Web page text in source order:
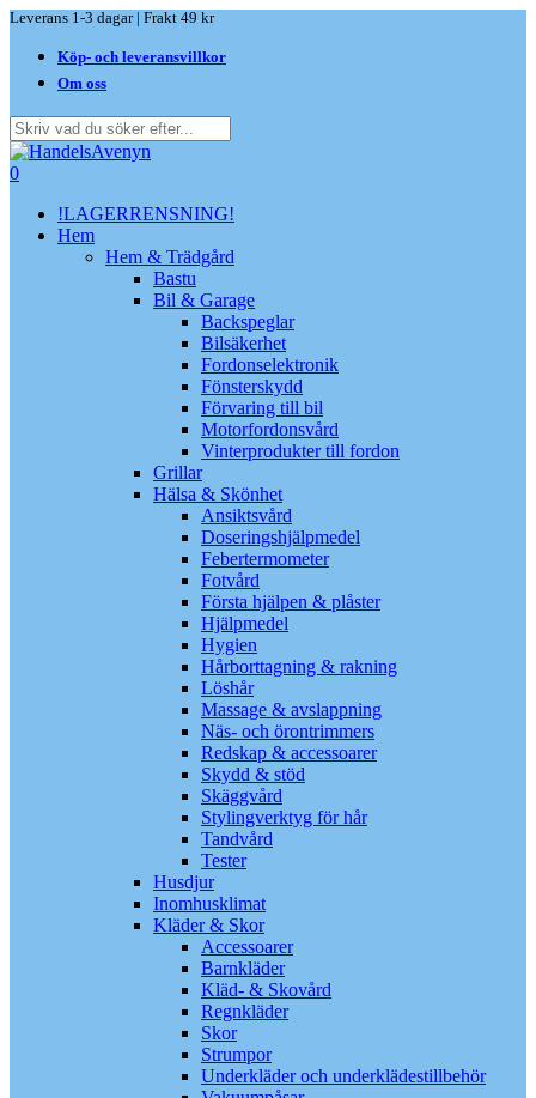
Skip
main
content
Leverans 1-3 dagar | Frakt 49 kr
Köp- och leveransvillkor
Om oss
Close
Search
search
0
!LAGERRENSNING!
Hem
Hem & Trädgård
Bastu
Bil & Garage
Backspeglar
Bilsäkerhet
Fordonselektronik
Fönsterskydd
Förvaring till bil
Motorfordonsvård
Vinterprodukter till fordon
Grillar
Hälsa & Skönhet
Ansiktsvård
Doseringshjälpmedel
Febertermometer
Fotvård
Första hjälpen & plåster
Hjälpmedel
Hygien
Hårborttagning & rakning
Löshår
Massage & avslappning
Näs- och örontrimmers
Redskap & accessoarer
Skydd & stöd
Skäggvård
Stylingverktyg för hår
Tandvård
Tester
Husdjur
Inomhusklimat
Kläder & Skor
Accessoarer
Barnkläder
Kläd- & Skovård
Regnkläder
Skor
Strumpor
Underkläder och underklädestillbehör